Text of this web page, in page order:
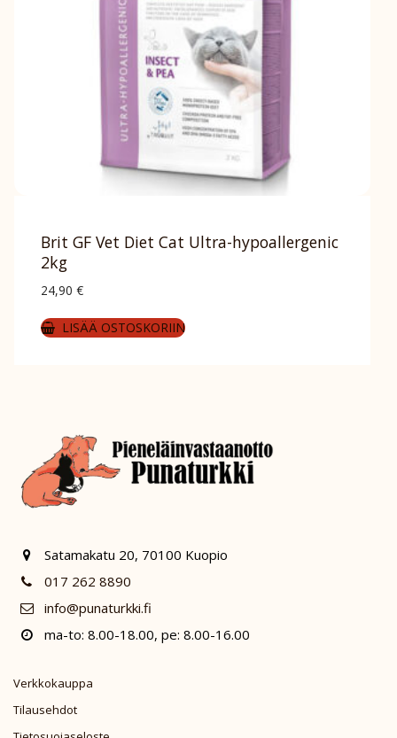
Brit GF Vet Diet Cat Ultra-hypoallergenic
2kg
24,90 €
LISÄÄ OSTOSKORIIN
Satamakatu 20, 70100 Kuopio
017 262 8890
info@punaturkki.fi
ma-to: 8.00-18.00, pe: 8.00-16.00
Verkkokauppa
Tilausehdot